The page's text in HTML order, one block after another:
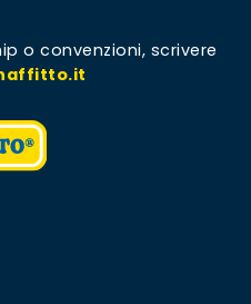
o convenzioni, scrivere